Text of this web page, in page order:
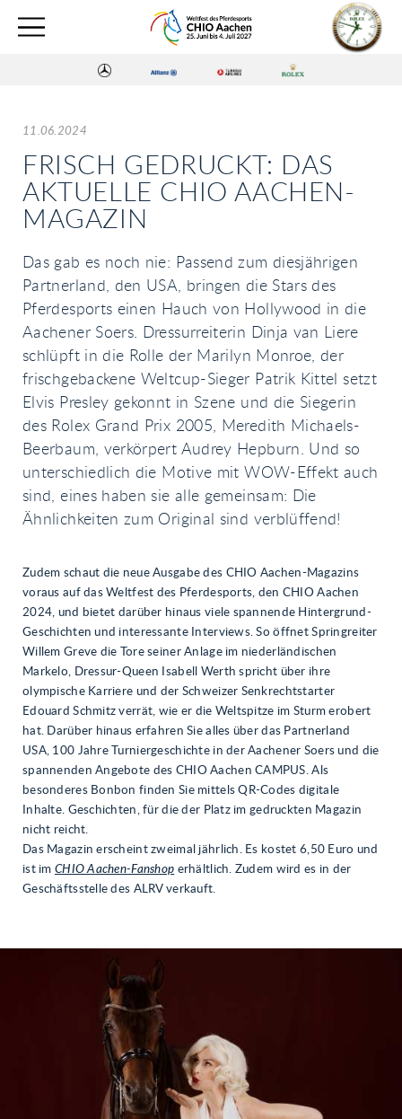
11.06.2024
FRISCH GEDRUCKT: DAS
AKTUELLE CHIO AACHEN-
MAGAZIN
Das gab es noch nie: Passend zum diesjährigen
Partnerland, den USA, bringen die Stars des
Pferdesports einen Hauch von Hollywood in die
Aachener Soers. Dressurreiterin Dinja van Liere
schlüpft in die Rolle der Marilyn Monroe, der
frischgebackene Weltcup-Sieger Patrik Kittel setzt
Elvis Presley gekonnt in Szene und die Siegerin
des Rolex Grand Prix 2005, Meredith Michaels-
Beerbaum, verkörpert Audrey Hepburn. Und so
unterschiedlich die Motive mit WOW-Effekt auch
sind, eines haben sie alle gemeinsam: Die
Ähnlichkeiten zum Original sind verblüffend!
Zudem schaut die neue Ausgabe des CHIO Aachen-Magazins
voraus auf das Weltfest des Pferdesports, den CHIO Aachen
2024, und bietet darüber hinaus viele spannende Hintergrund-
Geschichten und interessante Interviews. So öffnet Springreiter
Willem Greve die Tore seiner Anlage im niederländischen
Markelo, Dressur-Queen Isabell Werth spricht über ihre
olympische Karriere und der Schweizer Senkrechtstarter
Edouard Schmitz verrät, wie er die Weltspitze im Sturm erobert
hat. Darüber hinaus erfahren Sie alles über das Partnerland
USA, 100 Jahre Turniergeschichte in der Aachener Soers und die
spannenden Angebote des CHIO Aachen CAMPUS. Als
besonderes Bonbon finden Sie mittels QR-Codes digitale
Inhalte. Geschichten, für die der Platz im gedruckten Magazin
nicht reicht.
Das Magazin erscheint zweimal jährlich. Es kostet 6,50 Euro und
ist im CHIO Aachen-Fanshop erhältlich. Zudem wird es in der
Geschäftsstelle des ALRV verkauft.